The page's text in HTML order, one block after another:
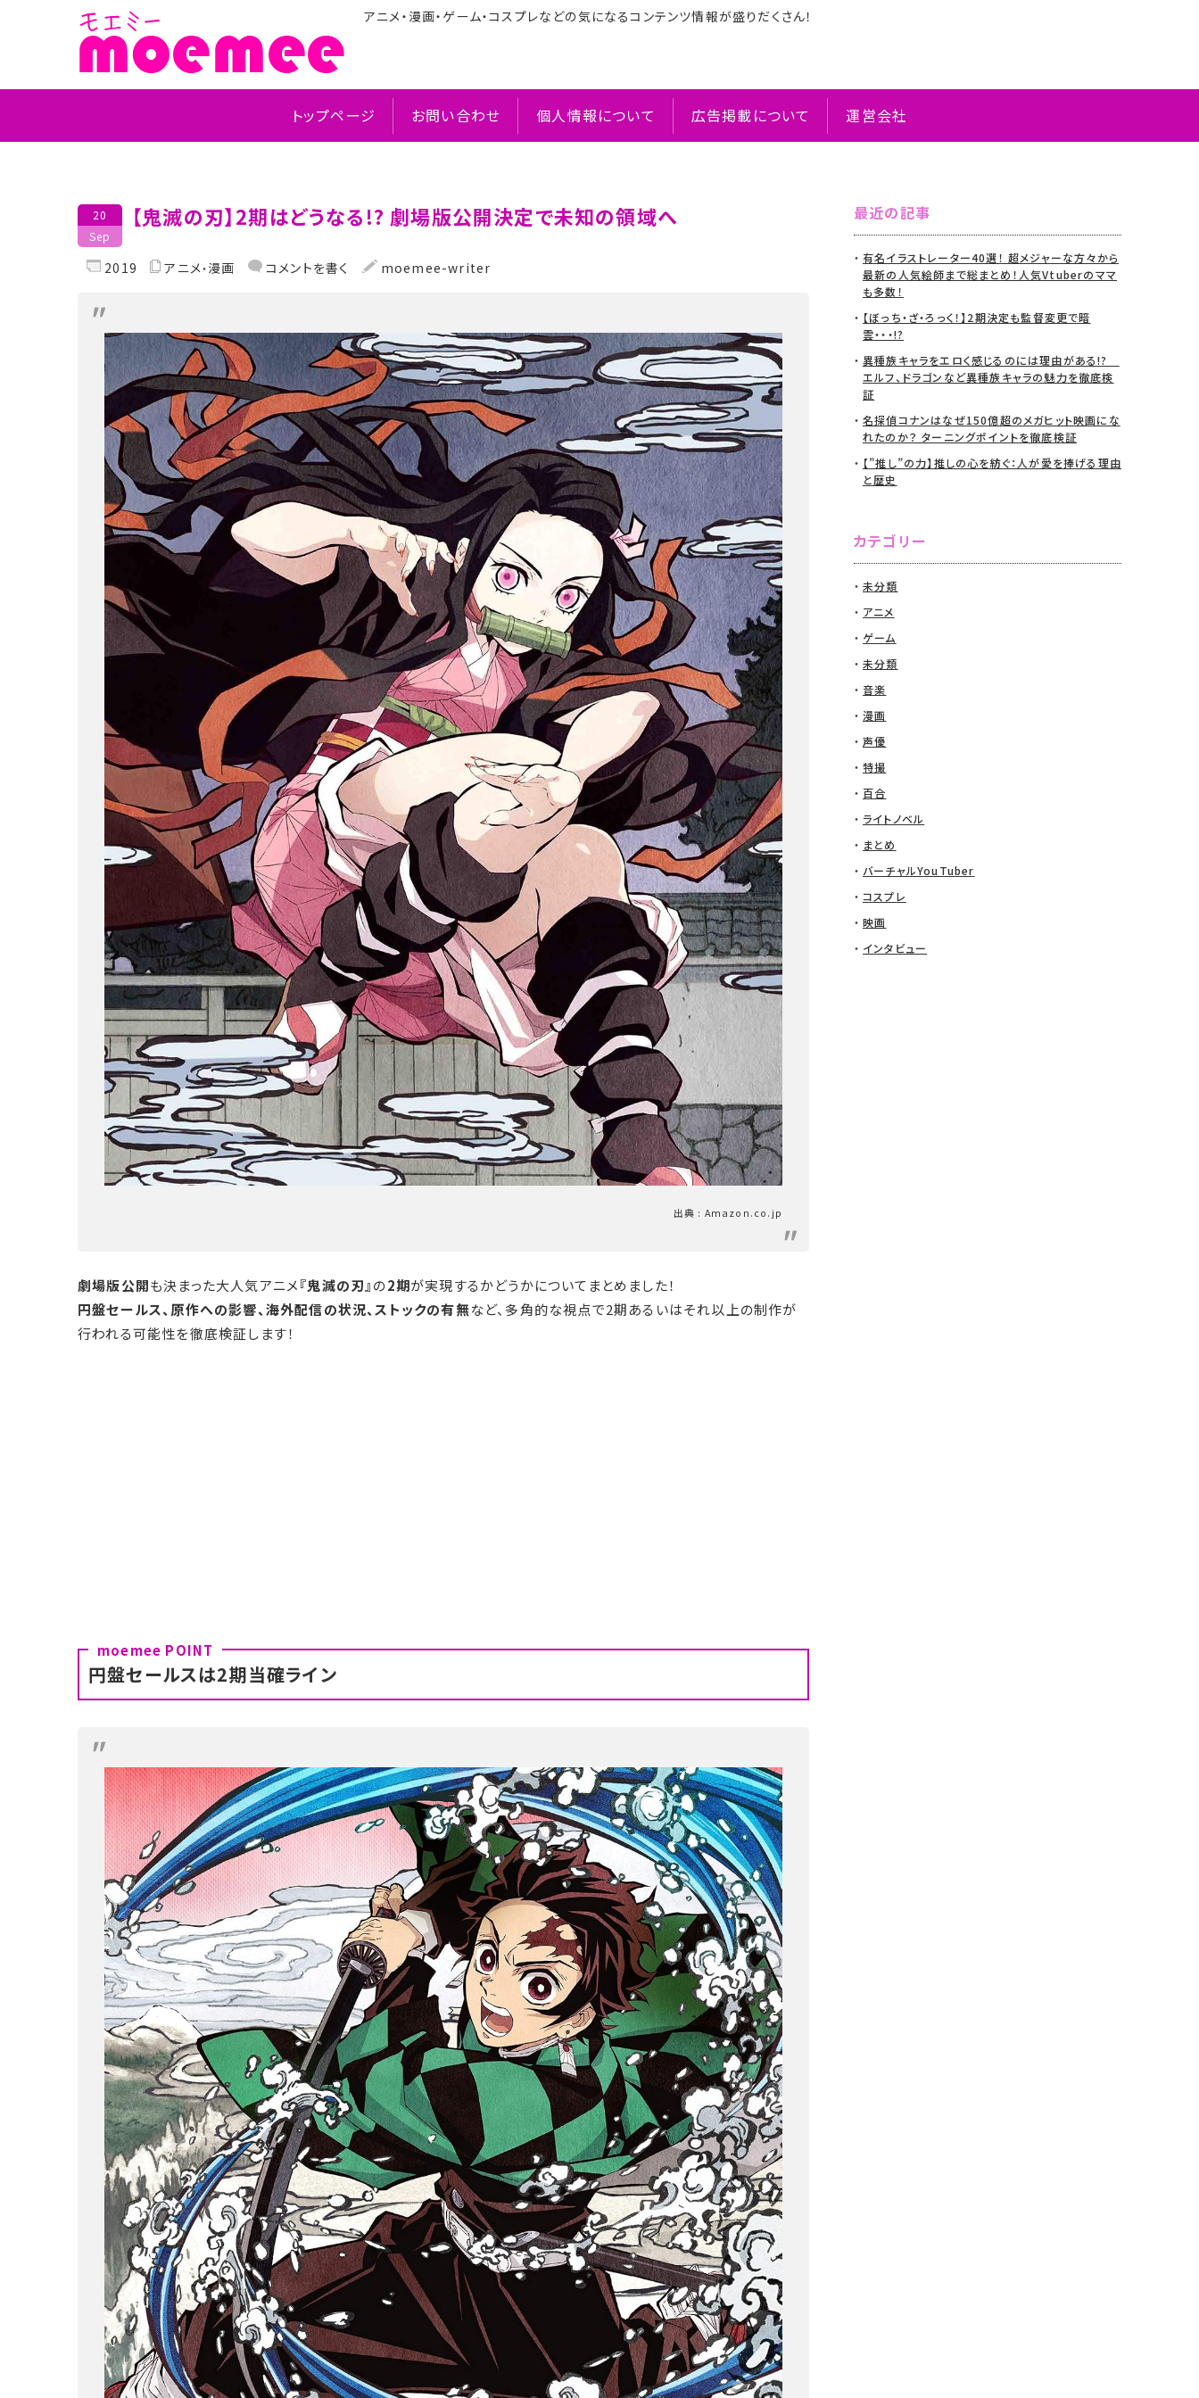
アニメ・漫画・ゲーム・コスプレなどの気になるコンテンツ情報が盛りだくさん！
トップページ お問い合わせ 個人情報について 広告掲載について 運営会社
20
Sep
【鬼滅の刃】2期はどうなる!? 劇場版公開決定で未知の領域へ
2019 アニメ 漫画 コメントを書く moemee-writer
出典 : Amazon.co.jp
劇場版公開も決まった大人気アニメ『鬼滅の刃』の2期が実現するかどうかについてまとめました！
円盤セールス、原作への影響、海外配信の状況、ストックの有無など、多角的な視点で2期あるいはそれ以上の制作が
行われる可能性を徹底検証します！
円盤セールスは2期当確ライン
最近の記事
有名イラストレーター40選！ 超メジャーな方々から
最新の人気絵師まで総まとめ！人気Vtuberのママ
も多数！
【ぼっち・ざ・ろっく！】2期決定も監督変更で暗
雲・・・!?
異種族キャラをエロく感じるのには理由がある!?
エルフ、ドラゴンなど異種族キャラの魅力を徹底検
証
名探偵コナンはなぜ150億超のメガヒット映画にな
れたのか？ ターニングポイントを徹底検証
【”推し”の力】推しの心を紡ぐ：人が愛を捧げる理由
と歴史
カテゴリー
未分類
アニメ
ゲーム
未分類
音楽
漫画
声優
特撮
百合
ライトノベル
まとめ
バーチャルYouTuber
コスプレ
映画
インタビュー